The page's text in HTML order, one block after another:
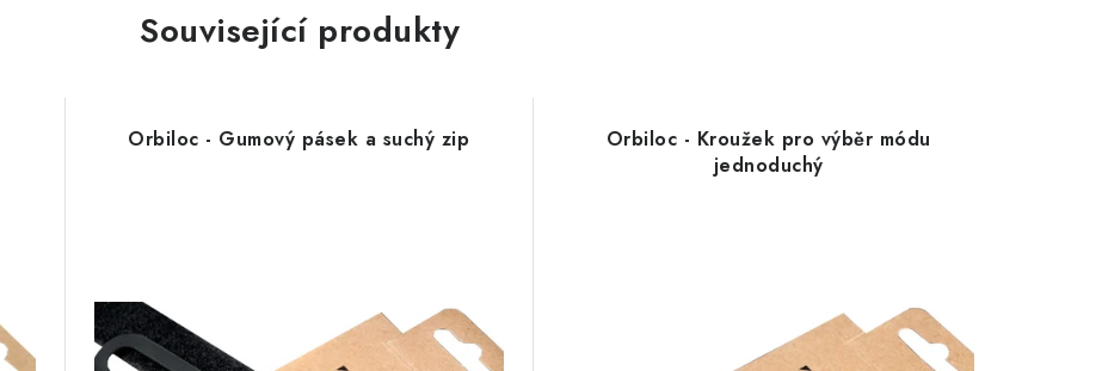
Související produkty
Orbiloc - Gumový pásek a suchý zip
Orbiloc - Kroužek pro výběr módu
jednoduchý